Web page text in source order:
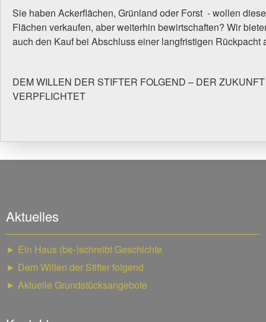
Sie haben Ackerflächen, Grünland oder Forst - wollen diese
Flächen verkaufen, aber weiterhin bewirtschaften? Wir
auch den Kauf bei Abschluss einer langfristigen Rückpacht
DEM WILLEN DER STIFTER FOLGEND – DER ZUKUNFT
VERPFLICHTET
Aktuelles
► Ein Haus (be-)schreibt Geschichte
► Dem Willen der Stifter folgend
► Aktuelle Grundstücksangebote